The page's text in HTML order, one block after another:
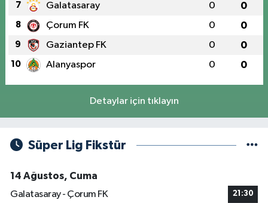
7 Galatasaray 0 0
8 Çorum FK 0 0
9 Gaziantep FK 0 0
10 Alanyaspor 0 0
Detaylar için tıklayın
Süper Lig Fikstür
14 Ağustos, Cuma
Galatasaray - Çorum FK
21:30